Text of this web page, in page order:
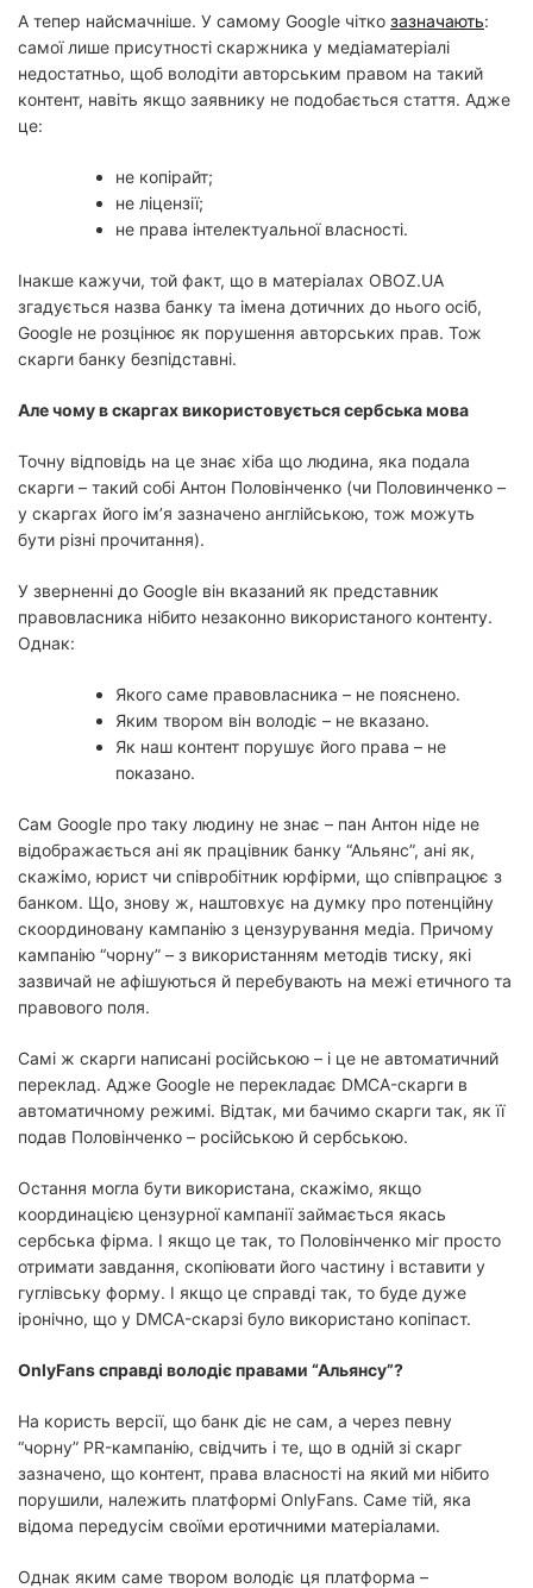
А тепер найсмачніше. У самому Google чітко зазначають:
самої лише присутності скаржника у медіаматеріалі
недостатньо, щоб володіти авторським правом на такий
контент, навіть якщо заявнику не подобається стаття. Адже
це:
не копірайт;
не ліцензії;
не права інтелектуальної власності.
Інакше кажучи, той факт, що в матеріалах OBOZ.UA
згадується назва банку та імена дотичних до нього осіб,
Google не розцінює як порушення авторських прав. Тож
скарги банку безпідставні.
Але чому в скаргах використовується сербська мова
Точну відповідь на це знає хіба що людина, яка подала
скарги – такий собі Антон Половінченко (чи Половинченко –
у скаргах його ім’я зазначено англійською, тож можуть
бути різні прочитання).
У зверненні до Google він вказаний як представник
правовласника нібито незаконно використаного контенту.
Однак:
Якого саме правовласника – не пояснено.
Яким твором він володіє – не вказано.
Як наш контент порушує його права – не
показано.
Сам Google про таку людину не знає – пан Антон ніде не
відображається ані як працівник банку “Альянс”, ані як,
скажімо, юрист чи співробітник юрфірми, що співпрацює з
банком. Що, знову ж, наштовхує на думку про потенційну
скоординовану кампанію з цензурування медіа. Причому
кампанію “чорну” – з використанням методів тиску, які
зазвичай не афішуються й перебувають на межі етичного та
правового поля.
Самі ж скарги написані російською – і це не автоматичний
переклад. Адже Google не перекладає DMCA-скарги в
автоматичному режимі. Відтак, ми бачимо скарги так, як її
подав Половінченко – російською й сербською.
Остання могла бути використана, скажімо, якщо
координацією цензурної кампанії займається якась
сербська фірма. І якщо це так, то Половінченко міг просто
отримати завдання, скопіювати його частину і вставити у
гуглівську форму. І якщо це справді так, то буде дуже
іронічно, що у DMCA-скарзі було використано копіпаст.
OnlyFans справді володіє правами “Альянсу”?
На користь версії, що банк діє не сам, а через певну
“чорну” PR-кампанію, свідчить і те, що в одній зі скарг
зазначено, що контент, права власності на який ми нібито
порушили, належить платформі OnlyFans. Саме тій, яка
відома передусім своїми еротичними матеріалами.
Однак яким саме твором володіє ця платформа –